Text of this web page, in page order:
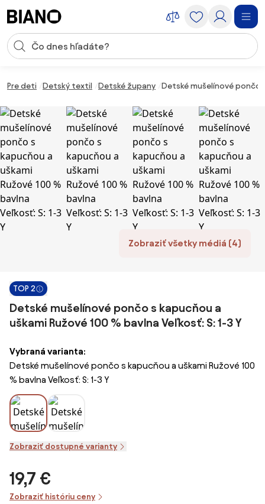
Vstup pre vyhľadávanie
Pre deti Detský textil Detské župany Detské mušelínové pončo
Zobraziť všetky médiá (4)
TOP 2
Detské mušelínové pončo s kapucňou a
uškami Ružové 100 % bavlna Veľkosť: S: 1-3 Y
Vybraná varianta:
Detské mušelínové pončo s kapucňou a uškami Ružové 100
% bavlna Veľkosť: S: 1-3 Y
Zobraziť dostupné varianty
19,7 €
Zobraziť históriu ceny